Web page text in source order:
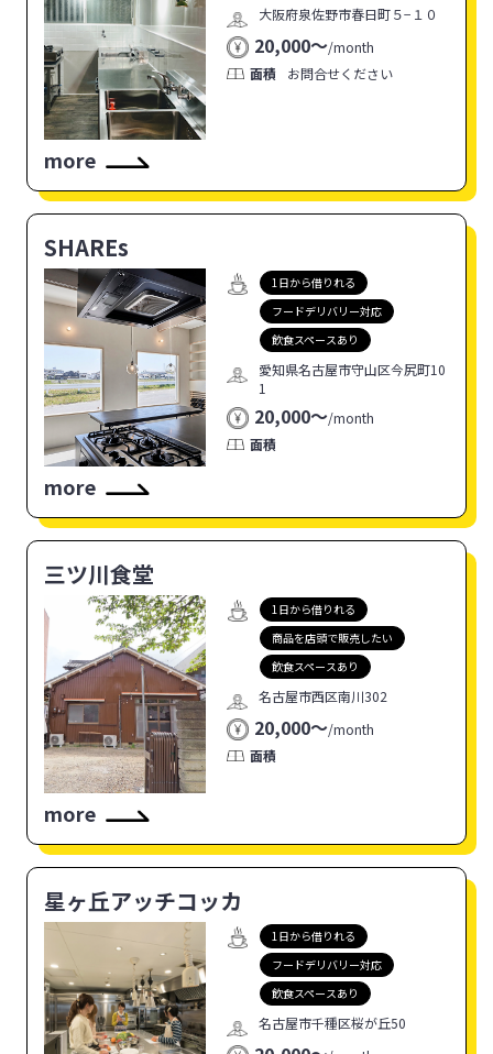
大阪府泉佐野市春日町５−１０
20,000〜/month
面積
お問合せください
more
SHAREs
1日から借りれる
フードデリバリー対応
飲食スペースあり
愛知県名古屋市守山区今尻町10
1
20,000〜/month
面積
more
三ツ川食堂
1日から借りれる
商品を店頭で販売したい
飲食スペースあり
名古屋市西区南川302
20,000〜/month
面積
more
星ヶ丘アッチコッカ
1日から借りれる
フードデリバリー対応
飲食スペースあり
名古屋市千種区桜が丘50